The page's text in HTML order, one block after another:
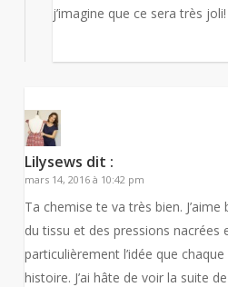
j’imagine que ce sera très joli!
Lilysews dit :
mars 14, 2016 à 10:42 pm
Ta chemise te va très bien. J’aime
du tissu et des pressions nacrées
particulièrement l’idée que
histoire. J’ai hâte de voir la suite